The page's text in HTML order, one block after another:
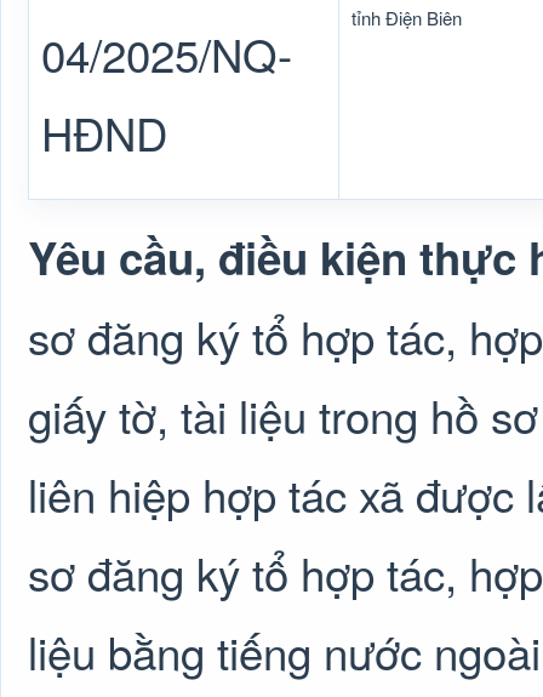
04/2025/NQ-
HĐND
tỉnh Điện Biên
Yêu cầu, điều kiện thực
sơ đăng ký tổ hợp tác,
giấy tờ, tài liệu trong hồ
liên hiệp hợp tác xã được
sơ đăng ký tổ hợp tác,
liệu bằng tiếng nước